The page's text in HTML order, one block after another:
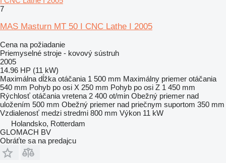
7
MAS Masturn MT 50 I CNC Lathe I 2005
Cena na požiadanie
Priemyselné stroje - kovový sústruh
2005
14.96 HP (11 kW)
Maximálna dĺžka otáčania 1 500 mm Maximálny priemer otáčania
540 mm Pohyb po osi X 250 mm Pohyb po osi Z 1 450 mm
Rýchlosť otáčania vretena 2 400 ot/min Obežný priemer nad
uložením 500 mm Obežný priemer nad priečnym suportom 350 mm
Vzdialenosť medzi stredmi 800 mm Výkon 11 kW
Holandsko, Rotterdam
GLOMACH BV
Obráťte sa na predajcu